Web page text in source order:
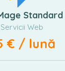
Standard
Servicii Web
€ / lună